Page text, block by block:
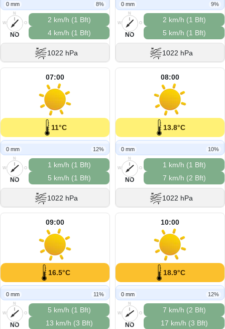
0 mm 8%
N
O
S
W
NO
2 km/h (1 Bft)
4 km/h (1 Bft)
1022 hPa
0 mm 9%
N
O
S
W
NO
2 km/h (1 Bft)
5 km/h (1 Bft)
1022 hPa
07:00
11°C
0 mm 12%
N
O
S
W
NO
1 km/h (1 Bft)
5 km/h (1 Bft)
1022 hPa
08:00
13.8°C
0 mm 10%
N
O
S
W
NO
1 km/h (1 Bft)
7 km/h (2 Bft)
1022 hPa
09:00
16.5°C
0 mm 11%
N
O
S
W
NO
5 km/h (1 Bft)
13 km/h (3 Bft)
10:00
18.9°C
0 mm 12%
N
O
S
W
NO
7 km/h (2 Bft)
17 km/h (3 Bft)